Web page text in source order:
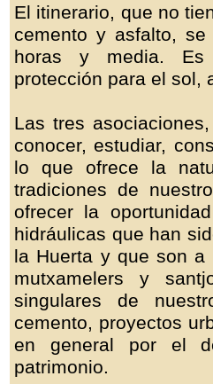
El itinerario, que no
cemento y asfalto,
horas y media. Es
protección para el sol,
Las tres
conocer, estudiar,
lo que ofrece la
tradiciones de
ofrecer la
hidráulicas que han
la Huerta y que son a
mutxamelers y
singulares de
cemento, proyectos
en general por el
patrimonio.